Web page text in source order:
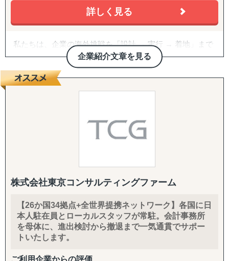
詳しく見る
企業紹介文章を見る
私たちは、企業の海外挑戦を「設計 → 実行 → 着地」まで
一気通貫で伴走支援します。
『どの国が最適か？』を見極めるゼロ→イチの意思決定か
※支援主要各国の現地スタッフ300人以上配置。進出後も
継続して支援できる体制を構築しています。
------------------------------------
■ サポート対象国（グループ別）
↳ ASEAN主要国：タイ・ベトナム・マレーシア・カンボ
↳ アジア（中華系）：日本・香港・シンガポール・台湾・
株式会社東京コンサルティングファーム
【26か国34拠点+全世界提携ネットワーク】各国に日
本人駐在員とローカルスタッフが常駐。会計事務所
を母体に、進出検討から撤退まで一気通貫でサポー
トいたします。